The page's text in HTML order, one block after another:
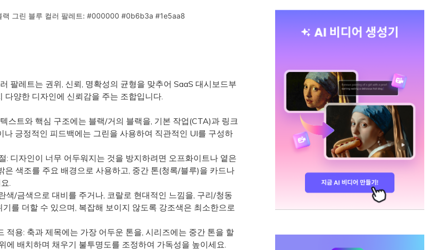
랙 그린 블루 컬러 팔레트: #000000 #0b6b3a #1e5aa8
팔레트는 권위, 신뢰, 명확성의 균형을 맞추어 SaaS 대시보드부
다양한 디자인에 신뢰감을 주는 조합입니다.
스트와 핵심 구조에는 블랙/거의 블랙을, 기본 작업(CTA)과 링크
나 긍정적인 피드백에는 그린을 사용하여 직관적인 UI를 구성하
: 디자인이 너무 어두워지는 것을 방지하려면 오프화이트나 옅은
은 색조를 주요 배경으로 사용하고, 중간 톤(청록/블루)을 카드나
.
색/금색으로 대비를 주거나, 코랄로 현대적인 느낌을, 구리/청동
를 더할 수 있으며, 복잡해 보이지 않도록 강조색은 최소한으로
적용: 축과 제목에는 가장 어두운 톤을, 시리즈에는 중간 톤을 할
에 배치하며 채우기 불투명도를 조정하여 가독성을 높이세요.